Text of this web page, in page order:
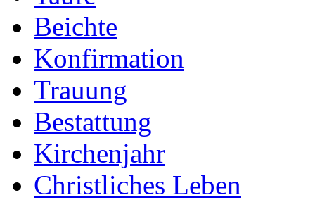
Beichte
Konfirmation
Trauung
Bestattung
Kirchenjahr
Christliches Leben